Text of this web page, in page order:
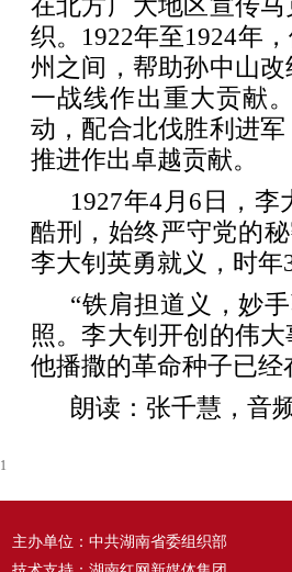
织。1922年至1924年
州之间，帮助孙中山
一战线作出重大贡献
动，配合北伐胜利进
推进作出卓越贡献。
1927年4月6日，
酷刑，始终严守党的
李大钊英勇就义，时年
“铁肩担道义，妙
照。李大钊开创的伟
他播撒的革命种子已
朗读：张千慧，音
1
主办单位：中共湖南省委组织部